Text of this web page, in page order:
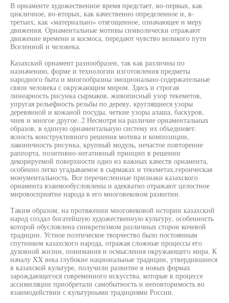
В орнаменте художественное время предстает, во-первых, как
цикличное, во-вторых, как качественно определенное и, в-
третьих, как «материально» отягощенное, означающее и меру
движения. Орнаментальные мотивы символически отражают
движение времени и космоса, передают чувство великого пути
Вселенной и человека.
Казахский орнамент разнообразен, так как различны по
назначению, форме и технологии изготовления предметы
народного быта и многообразны эмоционально-содержательные
связи человека с окружающим миром. Здесь и строгая
линеарность рисунка сырмаков, живописный узор текеметов,
упругая рельефность резьбы по дереву, круглящиеся узоры
деревянной и кожаной посуды, четкие узоры алаша, баскуров,
чиев и многое другое..2 Несмотря на различие орнаментальных
образов, в единую орнаментальную систему их объединяет:
ясность конструктивного решения мотива и композиции,
лаконичность рисунка, крупный модуль, нечастое повторение
раппорта, позитивно-негативный принцип в решении
декорируемой поверхности одно из важных качеств орнамента,
особенно легко угадываемое в сырмаках и текеметах,героическая
монументальность. Все перечисленные признаки казахского
орнамента взаимообусловлены и адекватно отражают целостное
мировосприятие народа в его многовековом развитии.
Таким образом, на протяжении многовековой истории казахский
народ создал богатейшую художественную культуру, особенность
которой обусловлена синкретизмом различных сторон кочевой
традиции. Устное поэтическое творчество было постоянным
спутником казахского народа, отражая сложные процессы его
духовной жизни, понимания и осмысления окружающего мира. К
началу XX века глубокие национальные традиции, утвердившиеся
в казахской культуре, получили развитие в новых формах
зарождающегося современного искусства, которые в процессе
ассимиляции приобретали самобытность и неповторимость во
взаимодействии с культурными традициями России.